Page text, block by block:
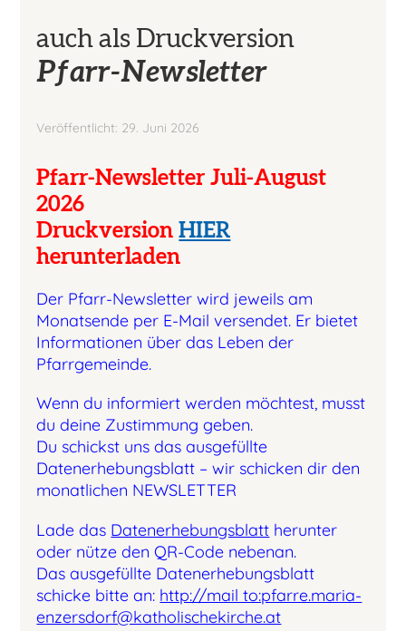
auch als Druckversion
Pfarr-Newsletter
Veröffentlicht: 29. Juni 2026
Pfarr-Newsletter Juli-August
2026
DruckversionHIER
herunterladen
Der Pfarr-Newsletter wird jeweils am
Monatsende per E-Mail versendet. Er bietet
Informationen über das Leben der
Pfarrgemeinde.
Wenn du informiert werden möchtest, musst
du deine Zustimmung geben.
Du schickst uns das ausgefüllte
Datenerhebungsblatt – wir schicken dir den
monatlichen NEWSLETTER
Lade das Datenerhebungsblatt herunter
oder nütze den QR-Code nebenan.
Das ausgefüllte Datenerhebungsblatt
schicke bitte an: http://mail to:pfarre.maria-
enzersdorf@katholischekirche.at